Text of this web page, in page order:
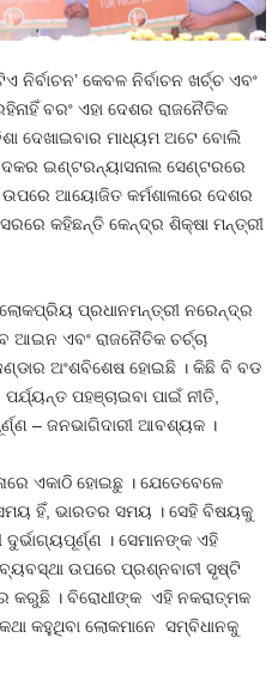
କେବଳ ନିର୍ବାଚନ ଖର୍ଚ୍ଚ ଏବଂ
ବରଂ ଏହା ଦେଶର ରାଜନୈତିକ
ଦେଖାଇବାର ମାଧ୍ୟମ ଅଟେ ବୋଲି
ଇଣ୍ଟରନ୍ୟାସନାଲ ସେଣ୍ଟରରେ
ଉପରେ ଆୟୋଜିତ କର୍ମଶାଳାରେ ଦେଶର
କହିଛନ୍ତି କେନ୍ଦ୍ର ଶିକ୍ଷା ମନ୍ତ୍ରୀ
ପ୍ରଧାନମନ୍ତ୍ରୀ ନରେନ୍ଦ୍ର
ଏବଂ ରାଜନୈତିକ ଚର୍ଚ୍ଚା
ଅଂଶବିଶେଷ ହୋଇଛି । କିଛି ବି ବଡ
ପହଞ୍ଚାଇବା ପାଇଁ ନୀତି,
– ଜନଭାଗିଦାରୀ ଆବଶ୍ୟକ ।
ଏକାଠି ହୋଇଛୁ । ଯେତେବେଳେ
ହିଁ, ଭାରତର ସମୟ । ସେହି ବିଷୟକୁ
। ସେମାନଙ୍କ ଏହି
ଉପରେ ପ୍ରଶ୍ନବାଚୀ ସୃଷ୍ଟି
କରୁଛି । ବିରୋଧୀଙ୍କ ଏହି ନକରାତ୍ମକ
କହୁଥିବା ଲୋକମାନେ ସମ୍ବିଧାନକୁ